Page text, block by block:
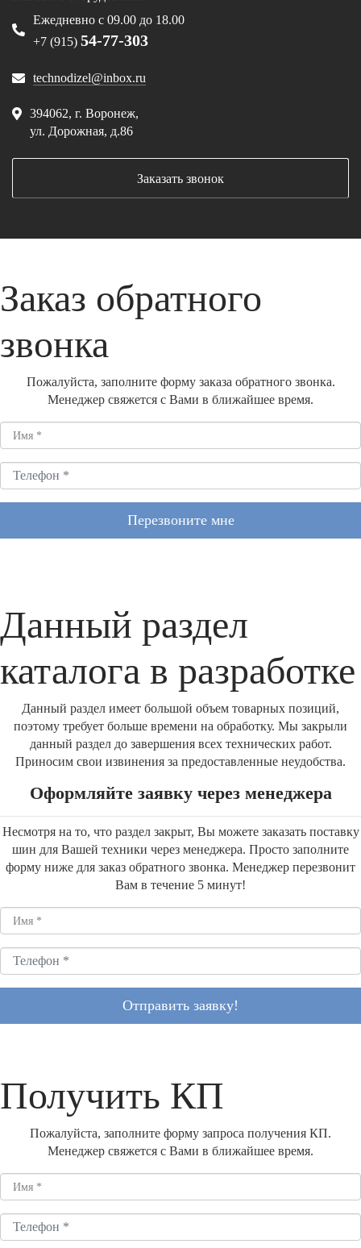
Ежедневно с 09.00 до 18.00
+7 (915) 54-77-303
technodizel@inbox.ru
394062, г. Воронеж,
ул. Дорожная, д.86
Заказать звонок
Заказ обратного
звонка
Пожалуйста, заполните форму заказа обратного звонка.
Менеджер свяжется с Вами в ближайшее время.
Перезвоните мне
Данный раздел
каталога в разработке
Данный раздел имеет большой объем товарных позиций,
поэтому требует больше времени на обработку. Мы закрыли
данный раздел до завершения всех технических работ.
Приносим свои извинения за предоставленные неудобства.
Оформляйте заявку через менеджера
Несмотря на то, что раздел закрыт, Вы можете заказать поставку
шин для Вашей техники через менеджера. Просто заполните
форму ниже для заказ обратного звонка. Менеджер перезвонит
Вам в течение 5 минут!
Отправить заявку!
Получить КП
Пожалуйста, заполните форму запроса получения КП.
Менеджер свяжется с Вами в ближайшее время.